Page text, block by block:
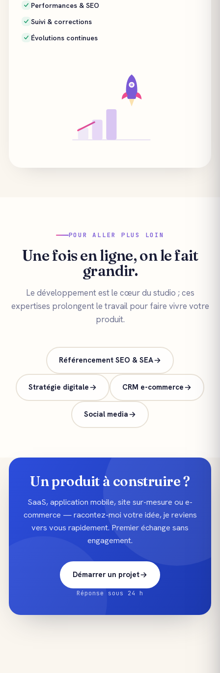
Performances & SEO
Suivi & corrections
Évolutions continues
POUR ALLER PLUS LOIN
Une fois en ligne, on le fait
grandir.
Le développement est le cœur du studio ; ces
expertises prolongent le travail pour faire vivre votre
produit.
Référencement SEO & SEA
Stratégie digitale CRM e-commerce
Social media
Un produit à construire ?
SaaS, application mobile, site sur-mesure ou e-
commerce — racontez-moi votre idée, je reviens
vers vous rapidement. Premier échange sans
engagement.
Démarrer un projet
Réponse sous 24 h